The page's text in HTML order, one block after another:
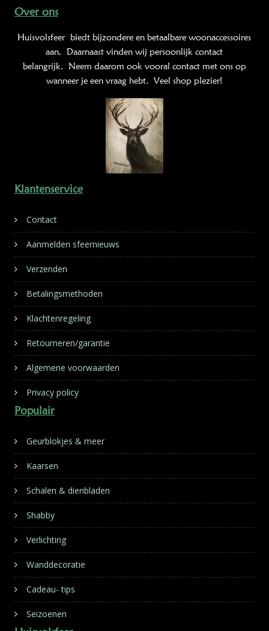
Over ons
Huisvolsfeer biedt bijzondere en betaalbare woonaccessoires
aan. Daarnaast vinden wij persoonlijk contact
belangrijk. Neem daarom ook vooral contact met ons op
wanneer je een vraag hebt. Veel shop plezier!
Klantenservice
Contact
Aanmelden sfeernieuws
Verzenden
Betalingsmethoden
Klachtenregeling
Retourneren/garantie
Algemene voorwaarden
Privacy policy
Populair
Geurblokjes & meer
Kaarsen
Schalen & dienbladen
Shabby
Verlichting
Wanddecoratie
Cadeau- tips
Seizoenen